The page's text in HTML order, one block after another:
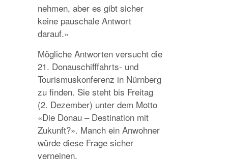
nehmen, aber es gibt sicher
keine pauschale Antwort
darauf.»
Mögliche Antworten versucht die
21. Donauschifffahrts- und
Tourismuskonferenz in Nürnberg
zu finden. Sie steht bis Freitag
(2. Dezember) unter dem Motto
«Die Donau – Destination mit
Zukunft?». Manch ein Anwohner
würde diese Frage sicher
verneinen.